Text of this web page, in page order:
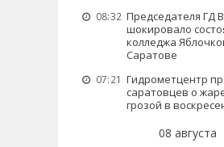
08:32 Председателя ГД
шокировало
колледжа
Саратове
07:21 Гидрометцентр
саратовцев о
грозой в
08 августа